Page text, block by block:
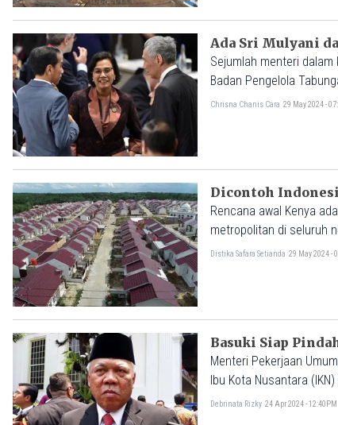
Ada Sri Mulyani
Sejumlah menteri
Badan Pengelola
tank yakni merumuskan
Chrisna Chanis Cara 29 May 2024 -
Dicontoh
Rencana awal Kenya
metropolitan di seluruh
Distika Safara Setianda 29 May 2024 -
Basuki Siap
Menteri Pekerjaan
Ibu Kota Nusantara
Debrinata Rizky 24 Apr 2024 - 12:40PM